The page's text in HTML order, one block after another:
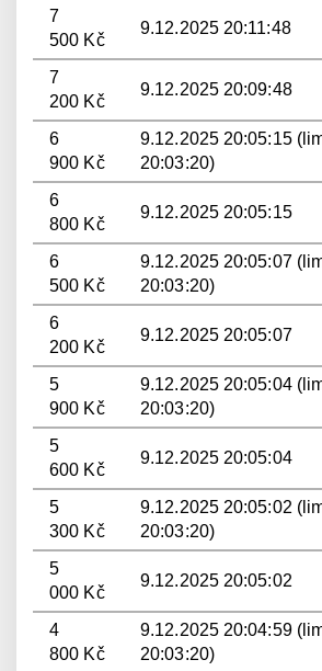
7
500 Kč
9.12.2025 20:11:48
7
200 Kč
9.12.2025 20:09:48
6
900 Kč
9.12.2025 20:05:15
20:03:20)
6
800 Kč
9.12.2025 20:05:15
6
500 Kč
9.12.2025 20:05:07
20:03:20)
6
200 Kč
9.12.2025 20:05:07
5
900 Kč
9.12.2025 20:05:04
20:03:20)
5
600 Kč
9.12.2025 20:05:04
5
300 Kč
9.12.2025 20:05:02
20:03:20)
5
000 Kč
9.12.2025 20:05:02
4
800 Kč
9.12.2025 20:04:59
20:03:20)